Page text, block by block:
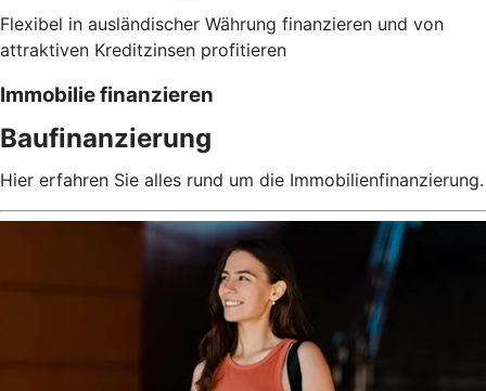
Flexibel in ausländischer Währung finanzieren und von
attraktiven Kreditzinsen profitieren
Immobilie finanzieren
Baufinanzierung
Hier erfahren Sie alles rund um die Immobilienfinanzierung.